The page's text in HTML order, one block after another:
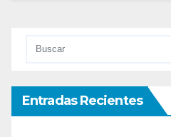
Entradas Recientes